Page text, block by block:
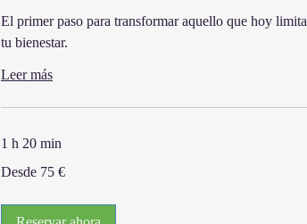
El primer paso para transformar aquello que hoy limita
tu bienestar.
Leer más
1 h 20 min
75
Desde 75 €